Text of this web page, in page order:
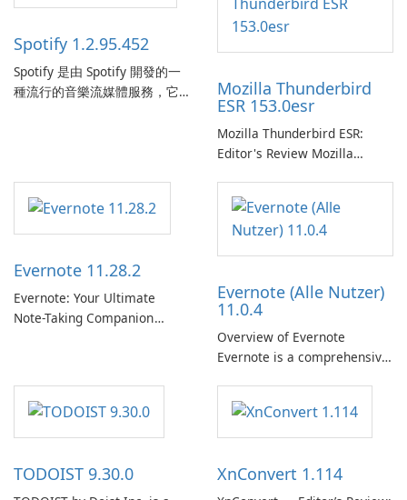
Spotify 1.2.95.452
Spotify 是由 Spotify 開發的一
種流行的音樂流媒體服務，它
提供無縫的音樂體驗，讓他們
發現、流式傳輸和欣賞他們最
Spotify …
Mozilla Thunderbird
ESR 153.0esr
Mozilla Thunderbird ESR:
Editor's Review Mozilla
Support Release) is the long-
term support channel of the
Thunderbird desktop email
client designed for
need predictable …
Evernote 11.28.2
Evernote: Your Ultimate
Note-Taking Companion
helps users capture ideas,
organize to-do lists, and keep
track of important
Evernote (Alle Nutzer)
11.0.4
Overview of Evernote
Evernote is a comprehensive
software designed to help
users capture, organize, and
access information across
TODOIST 9.30.0 XnConvert 1.114